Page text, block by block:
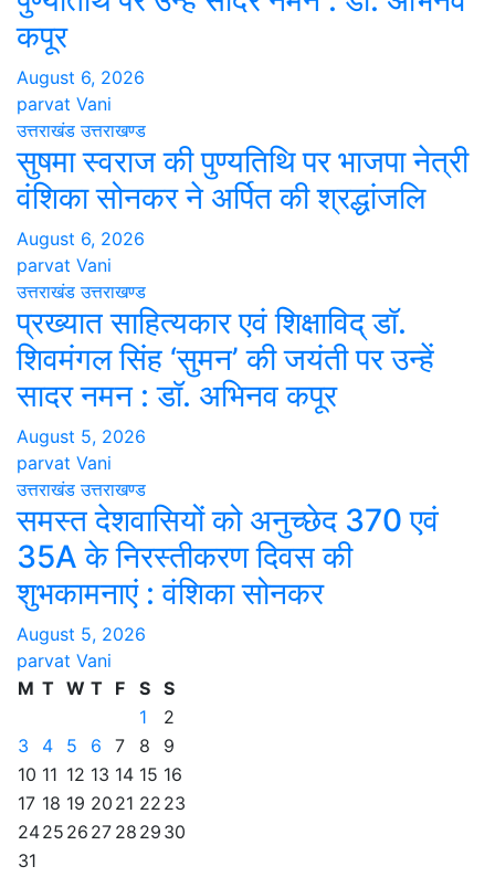
कपूर
August 6, 2026
parvat Vani
उत्तराखंड उत्तराखण्ड
सुषमा स्वराज की पुण्यतिथि पर भाजपा नेत्री
वंशिका सोनकर ने अर्पित की श्रद्धांजलि
August 6, 2026
parvat Vani
उत्तराखंड उत्तराखण्ड
प्रख्यात साहित्यकार एवं शिक्षाविद् डॉ.
शिवमंगल सिंह ‘सुमन’ की जयंती पर उन्हें
सादर नमन : डॉ. अभिनव कपूर
August 5, 2026
parvat Vani
उत्तराखंड उत्तराखण्ड
समस्त देशवासियों को अनुच्छेद 370 एवं
35A के निरस्तीकरण दिवस की
शुभकामनाएं : वंशिका सोनकर
August 5, 2026
parvat Vani
M T W T F S S
1
2
3
4 5 6 7 8
9
10 11 12 13 14 15 16
17 18 19 20 21 22 23
2425 26 27 28 29 30
31